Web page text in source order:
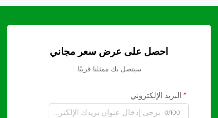
احصل على عرض سعر مجاني
سيتصل بك ممثلنا قريبًا.
البريد الإلكتروني
0/100